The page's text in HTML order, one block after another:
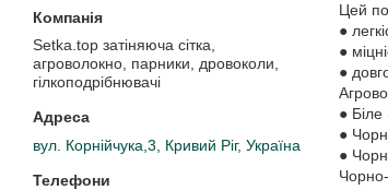
Setka.top затіняюча сітка,
агроволокно, парники, дровоколи,
гілкоподрібнювачі
вул. Корнійчука,3, Кривий Ріг, Україна
Цей
●
●
●
●
●
●